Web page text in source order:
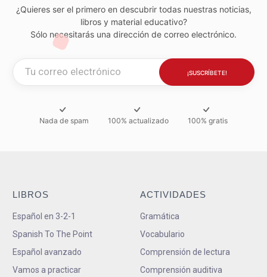
¿Quieres ser el primero en descubrir todas nuestras noticias,
libros y material educativo?
Sólo necesitarás una dirección de correo electrónico.
Nada de spam 100% actualizado 100% gratis
LIBROS
Español en 3-2-1
Spanish To The Point
Español avanzado
Vamos a practicar
ACTIVIDADES
Gramática
Vocabulario
Comprensión de lectura
Comprensión auditiva